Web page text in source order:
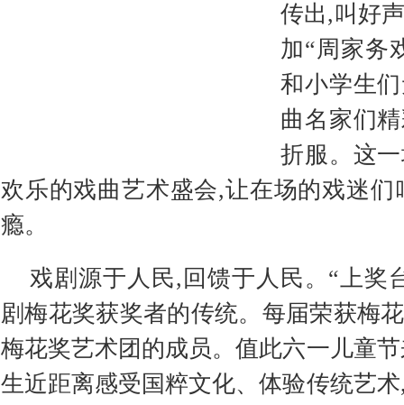
传出,叫好
加“周家务
和小学生
曲名家们
折服。这
欢乐的戏曲艺术盛会,让在场的戏迷们
瘾。
戏剧源于人民,回馈于人民。“上奖
剧梅花奖获奖者的传统。每届荣获梅
梅花奖艺术团的成员。值此六一儿童
生近距离感受国粹文化、体验传统艺